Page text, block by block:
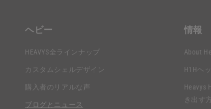
ヘビー
HEAVYS全ラインナップ
カスタムシェルデザイン
購入者のリアルな声
ブログとニュース
情報
About
H1Hヘ
Heavys
き出す